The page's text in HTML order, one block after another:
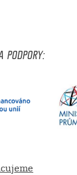
PODPORY: